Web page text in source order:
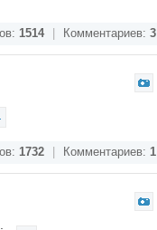
1514 Комментариев: 3
1732 Комментариев: 1